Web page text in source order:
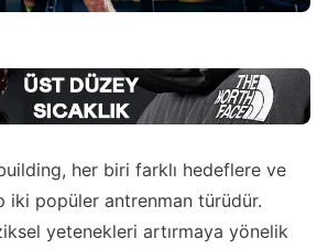
her biri farklı hedeflere ve
iki popüler antrenman türüdür.
yetenekleri artırmaya yönelik